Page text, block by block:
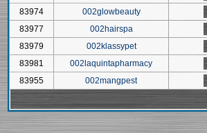
83974
002glowbeauty
83977
002hairspa
83979
002klassypet
83981
002laquintapharmacy
83955
002mangpest